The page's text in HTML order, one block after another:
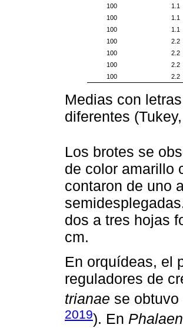
100
1.1
100
1.1
100
1.1
100
2.2
100
2.2
100
2.2
100
2.2
Medias con
diferentes
Los brotes se
de color amarillo
contaron de uno
dos a tres hojas
cm.
En orquídeas, el
reguladores de
trianae se
2019). En